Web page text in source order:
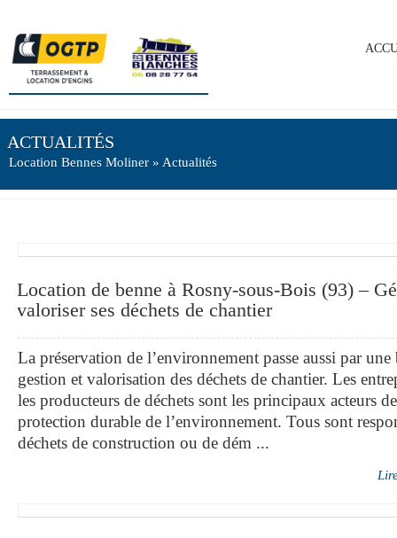
ACTUALITÉS
Location Bennes Moliner » Actualités
Location de benne à Rosny-sous-Bois (93) –
valoriser ses déchets de chantier
La préservation de l’environnement passe aussi par une
gestion et valorisation des déchets de chantier. Les
les producteurs de déchets sont les principaux acteurs
protection durable de l’environnement. Tous sont
déchets de construction ou de dém ...